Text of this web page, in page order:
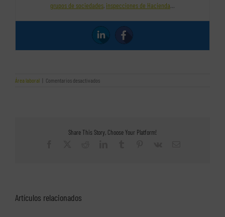
grupos de sociedades, inspecciones de Hacienda…
Área laboral | Comentarios desactivadosen
las
Share This Story, Choose Your Platform!
Artículos relacionados